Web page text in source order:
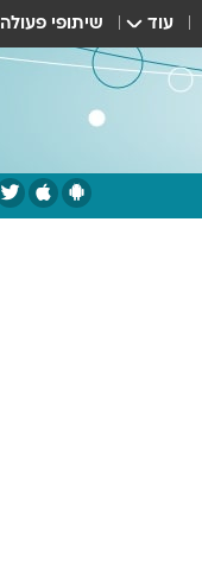
עוד שיתופי פעולה